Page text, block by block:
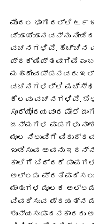
ಮೊದಲ ಭಾಗದಲ್ಲಿ
ವ್ಯಾಖ್ಯಾನವನ್ನು
ವಚನಗಳಿವೆ. ಹೆಚ್ಚಿನ
ಪ್ರಕ್ಷಿಪ್ತವಾಗಿವೆ ಎಂಬ
ಮಹಾದೇವಪ್ಪನವರು
ವಚನಗಳಲ್ಲಿ ಷಟ್ಸ್ಥಲ
ಕೆಲವು ವಚನಗಳಿವೆ.
ಸೂರ್ಯೋದಯವಾದ ಮೇಲೆ
ಜನ್ಮಗಳ ಪಾಪಗಳು
ಮೂಲ ನಿಲುವಿಗೆ
ಖಂಡಿಸುವ ಅವನು
ಕಾಲಿಗೆ ಬಿದ್ದರೆ
ಅಲ್ಲಮ ಪ್ರತಿಪಾದಿಸಲು
ಮಾತುಗಳ ಮೂಲಕ
ವಿವರಿಸುವ ಪ್ರಯತ್ನ